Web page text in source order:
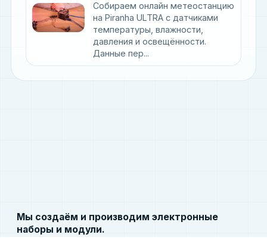
Собираем онлайн метеостанцию
на Piranha ULTRA с датчиками
температуры, влажности,
давления и освещённости.
Данные пер...
Мы создаём и производим электронные
наборы и модули.